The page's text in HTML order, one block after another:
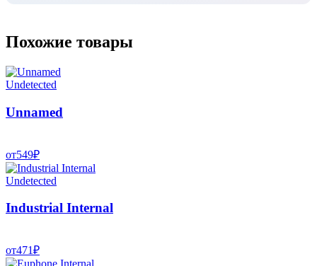
Похожие товары
Undetected
Unnamed
от549₽
Undetected
Industrial Internal
от471₽